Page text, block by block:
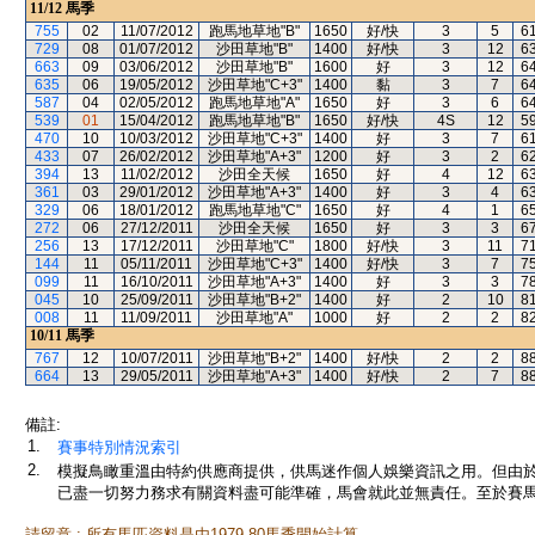
11/12 馬季
755
02 11/07/2012 跑馬地草地"B" 1650 好/快 3 5
729
08 01/07/2012 沙田草地"B" 1400 好/快 3 12
663
09 03/06/2012 沙田草地"B" 1600 好 3 12
635
06 19/05/2012 沙田草地"C+3" 1400 黏 3 7
587
04 02/05/2012 跑馬地草地"A" 1650 好 3 6
539
01 15/04/2012 跑馬地草地"B" 1650 好/快 4S 12
470
10 10/03/2012 沙田草地"C+3" 1400 好 3 7
433
07 26/02/2012 沙田草地"A+3" 1200 好 3 2
394
13 11/02/2012 沙田全天候 1650 好 4 12
361
03 29/01/2012 沙田草地"A+3" 1400 好 3 4
329
06 18/01/2012 跑馬地草地"C" 1650 好 4 1
272
06 27/12/2011 沙田全天候 1650 好 3 3
256
13 17/12/2011 沙田草地"C" 1800 好/快 3 11
144
11 05/11/2011 沙田草地"C+3" 1400 好/快 3 7
099
11 16/10/2011 沙田草地"A+3" 1400 好 3 3
045
10 25/09/2011 沙田草地"B+2" 1400 好 2 10
008
11 11/09/2011 沙田草地"A" 1000 好 2 2
10/11 馬季
767
12 10/07/2011 沙田草地"B+2" 1400 好/快 2 2
664
13 29/05/2011 沙田草地"A+3" 1400 好/快 2 7
備註:
1.
賽事特別情況索引
2.
模擬鳥瞰重溫由特約供應商提供，供馬迷作個人娛樂資訊之用。但
已盡一切努力務求有關資料盡可能準確，馬會就此並無責任。至於賽